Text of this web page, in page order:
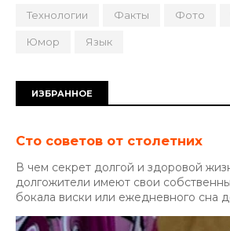
Технологии Факты Фото
Юмор Язык
ИЗБРАННОЕ
Сто советов от столетних
В чем секрет долгой и здоровой
долгожители имеют свои
бокала виски или ежедневного сна